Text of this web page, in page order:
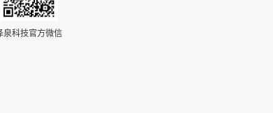
泉科技官方微信